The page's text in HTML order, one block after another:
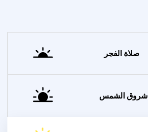
صلاة الفجر
شروق الشمس